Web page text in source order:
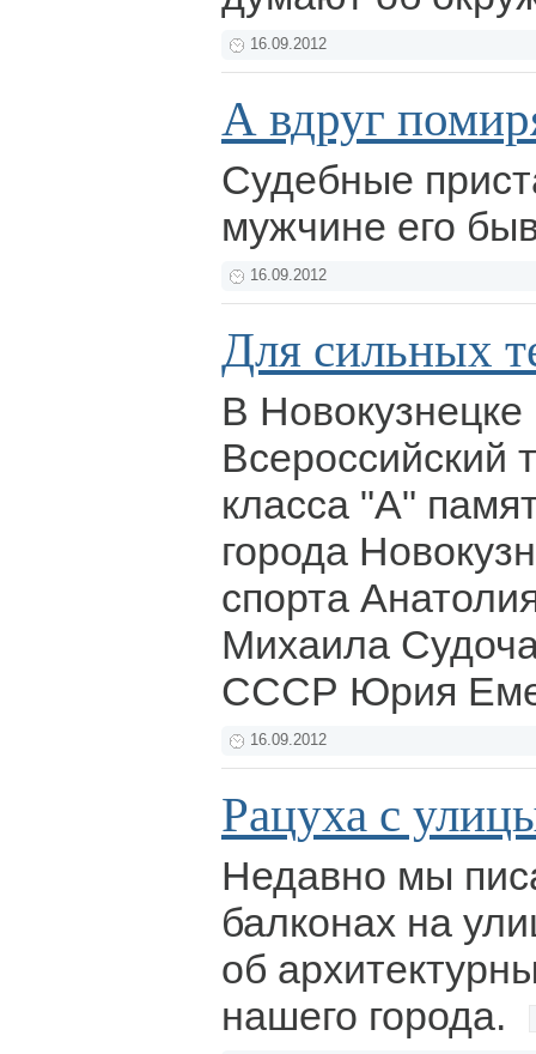
16.09.2012
А вдруг
Судебные
мужчине его
16.09.2012
Для сильных
В Новокузнецке
Всероссийский
класса "А"
города
спорта
Михаила
СССР Юрия
16.09.2012
Рацуха с
Недавно мы
балконах на
об
нашего города.